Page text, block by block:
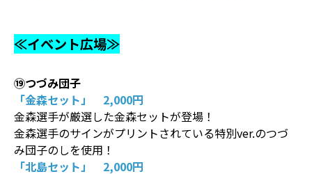
≪イベント広場≫
⑲つづみ団子
「金森セット」 2,000円
金森選手が厳選した金森セットが登場！
金森選手のサインがプリントされている特別ver.のつづ
み団子のしを使用！
「北島セット」 2,000円